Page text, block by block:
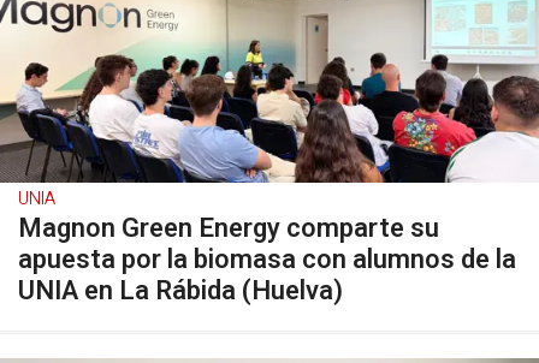
UNIA
Magnon Green Energy comparte su
apuesta por la biomasa con alumnos de la
UNIA en La Rábida (Huelva)